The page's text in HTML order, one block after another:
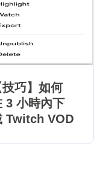
技巧】如何
3 小時內下
Twitch VOD